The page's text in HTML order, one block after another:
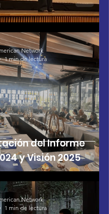
del Informe
y Visión 2025
Network
1 min de lectura
Network
1 min de lectura